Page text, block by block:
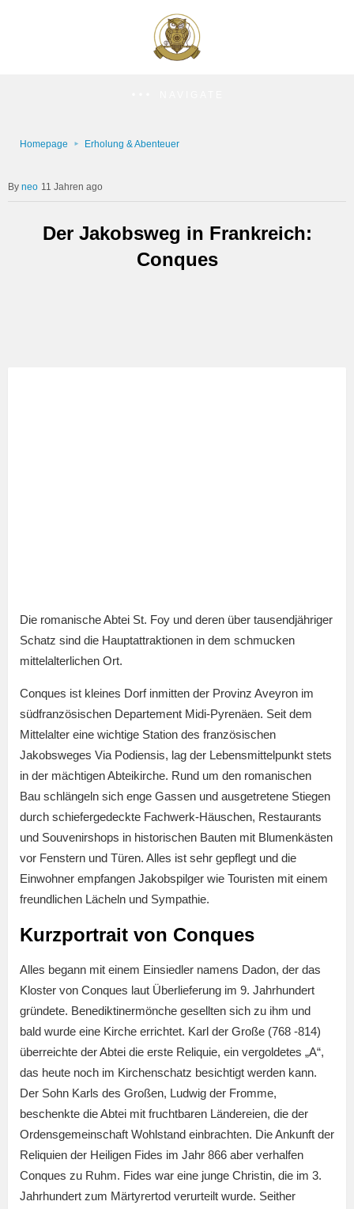
Homepage Erholung & Abenteuer
neo 11 Jahren ago
Der Jakobsweg in Frankreich:
Conques
Die romanische Abtei St. Foy und deren über tausendjähriger
Schatz sind die Hauptattraktionen in dem schmucken
mittelalterlichen Ort.
Conques ist kleines Dorf inmitten der Provinz Aveyron im
südfranzösischen Departement Midi-Pyrenäen. Seit dem
Mittelalter eine wichtige Station des französischen
Jakobsweges Via Podiensis, lag der Lebensmittelpunkt stets
in der mächtigen Abteikirche. Rund um den romanischen
Bau schlängeln sich enge Gassen und ausgetretene Stiegen
durch schiefergedeckte Fachwerk-Häuschen, Restaurants
und Souvenirshops in historischen Bauten mit Blumenkästen
vor Fenstern und Türen. Alles ist sehr gepflegt und die
Einwohner empfangen Jakobspilger wie Touristen mit einem
freundlichen Lächeln und Sympathie.
Kurzportrait von Conques
Alles begann mit einem Einsiedler namens Dadon, der das
Kloster von Conques laut Überlieferung im 9. Jahrhundert
gründete. Benediktinermönche gesellten sich zu ihm und
bald wurde eine Kirche errichtet. Karl der Große (768 -814)
überreichte der Abtei die erste Reliquie, ein vergoldetes „A“,
das heute noch im Kirchenschatz besichtigt werden kann.
Der Sohn Karls des Großen, Ludwig der Fromme,
beschenkte die Abtei mit fruchtbaren Ländereien, die der
Ordensgemeinschaft Wohlstand einbrachten. Die Ankunft der
Reliquien der Heiligen Fides im Jahr 866 aber verhalfen
Conques zu Ruhm. Fides war eine junge Christin, die im 3.
Jahrhundert zum Märtyrertod verurteilt wurde. Seither